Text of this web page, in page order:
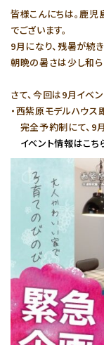
皆様こんにちは。鹿児
でございます。
9月になり、残暑が続き
朝晩の暑さは少し和ら
さて、今回は9月イベン
・西紫原モデルハウス
完全予約制にて、9
イベント情報はこち